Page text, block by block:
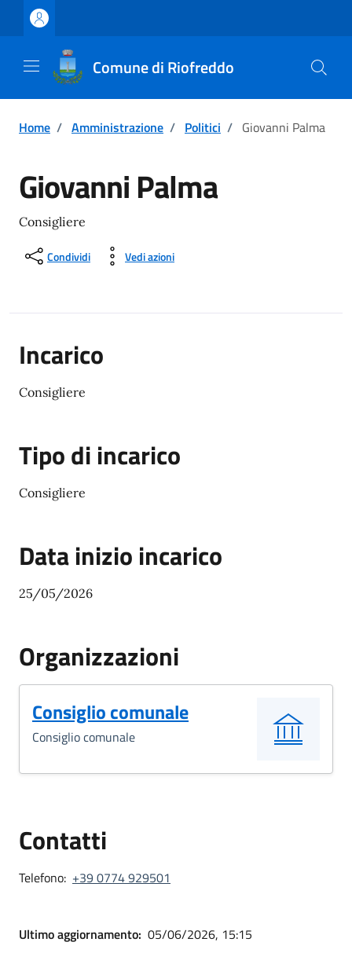
Vai ai contenuti
Vai al footer
Comune di Riofreddo
Home / Amministrazione / Politici / Giovanni Palma
Giovanni Palma
Consigliere
Condividi Vedi azioni
Incarico
Consigliere
Tipo di incarico
Consigliere
Data inizio incarico
25/05/2026
Organizzazioni
Consiglio comunale
Consiglio comunale
Contatti
Telefono: +39 0774 929501
Ultimo aggiornamento: 05/06/2026, 15:15